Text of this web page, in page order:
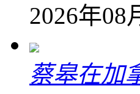
2026年08
蔡皋在加